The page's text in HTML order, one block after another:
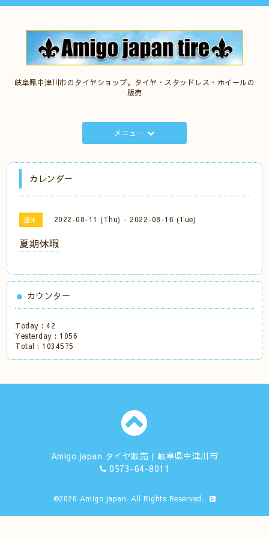
岐阜県中津川市のタイヤショップ。タイヤ・スタッドレス・ホイールの
販売
メニュー
カレンダー
連休 2022-08-11 (Thu) - 2022-08-16 (Tue)
夏期休暇
カウンター
Today :42
Yesterday : 1056
Total : 1034575
Amigo japan タイヤ販売｜岐阜県中津川市
0573-64-8011
©2026 Amigo japan. All Rights Reserved.